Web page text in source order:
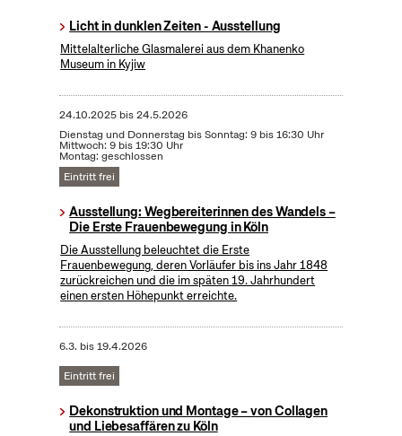
Licht in dunklen Zeiten - Ausstellung
Mittelalterliche Glasmalerei aus dem Khanenko
Museum in Kyjiw
24.10.2025bis24.5.2026
Dienstag und Donnerstag bis Sonntag: 9 bis 16:30 Uhr
Mittwoch: 9 bis 19:30 Uhr
Montag: geschlossen
Eintritt frei
Ausstellung: Wegbereiterinnen des Wandels –
Die Erste Frauenbewegung in Köln
Die Ausstellung beleuchtet die Erste
Frauenbewegung, deren Vorläufer bis ins Jahr 1848
zurückreichen und die im späten 19. Jahrhundert
einen ersten Höhepunkt erreichte.
6.3. bis19.4.2026
Eintritt frei
Dekonstruktion und Montage – von Collagen
und Liebesaffären zu Köln